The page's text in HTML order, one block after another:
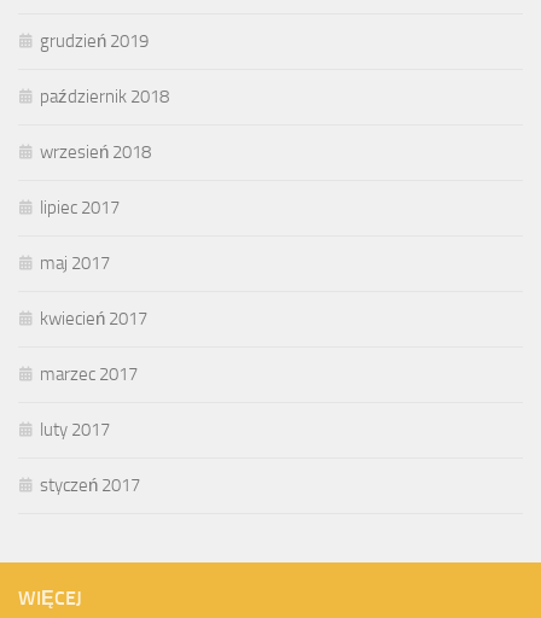
grudzień 2019
październik 2018
wrzesień 2018
lipiec 2017
maj 2017
kwiecień 2017
marzec 2017
luty 2017
styczeń 2017
WIĘCEJ